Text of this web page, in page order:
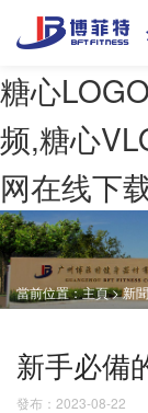
糖心
频,糖心
网在线下
當前位置：主頁>新
新手必備
發布：2023-08-22